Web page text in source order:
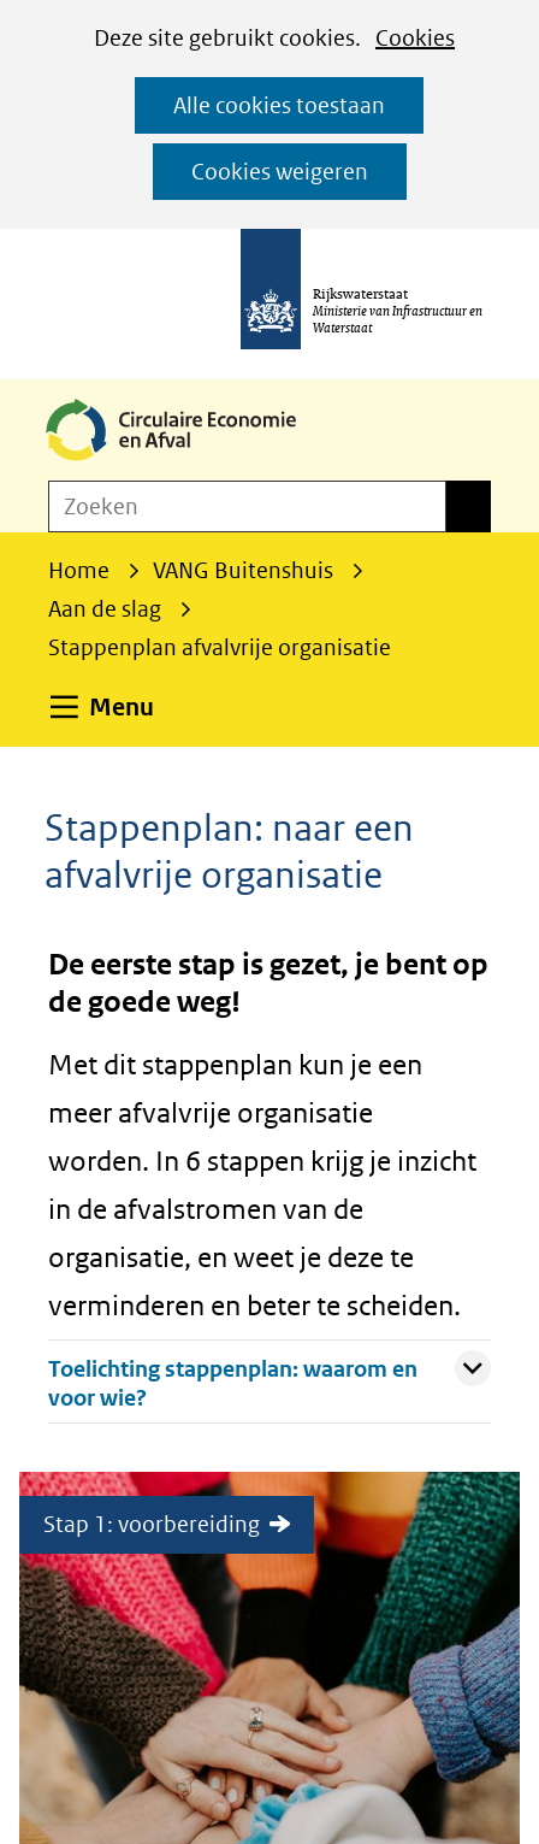
CookiesDeze site gebruikt cookies. Cookies
worden
toegestaan
geweigerd.
Alle cookies toestaan
Cookies weigeren
Ga
naar
de
inhoud
Rijkswaterstaat
Ministerie van Infrastructuur en
Waterstaat
o
Zoeken
Home
VANG Buitenshuis
Aan de slag
Stappenplan afvalvrije organisatie
Menu
Stappenplan: naar een
afvalvrije organisatie
De eerste stap is gezet, je bent op
de goede weg!
Met dit stappenplan kun je een
meer afvalvrije organisatie
worden. In 6 stappen krijg je inzicht
in de afvalstromen van de
organisatie, en weet je deze te
verminderen en beter te scheiden.
Toelichting stappenplan: waarom en
voor wie?
Uitklappen
Stap 1: voorbereiding